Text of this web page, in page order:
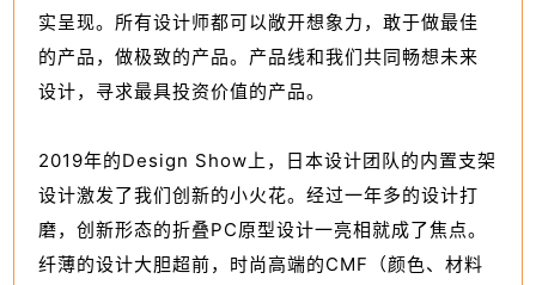
实呈现。所有设计师都可以敞开想象力，敢于做最佳
的产品，做极致的产品。产品线和我们共同畅想未来
设计，寻求最具投资价值的产品。
2019年的Design Show上，日本设计团队的内置支架
设计激发了我们创新的小火花。经过一年多的设计打
磨，创新形态的折叠PC原型设计一亮相就成了焦点。
纤薄的设计大胆超前，时尚高端的CMF（颜色、材料